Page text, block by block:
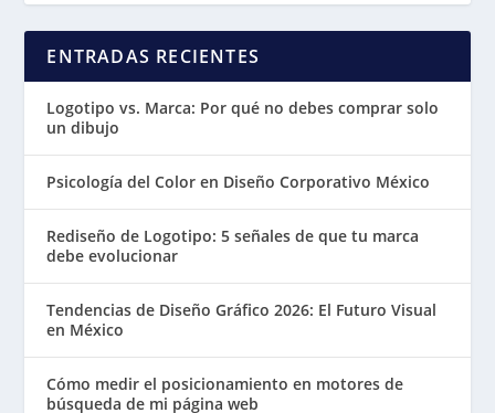
ENTRADAS RECIENTES
Logotipo vs. Marca: Por qué no debes comprar solo
un dibujo
Psicología del Color en Diseño Corporativo México
Rediseño de Logotipo: 5 señales de que tu marca
debe evolucionar
Tendencias de Diseño Gráfico 2026: El Futuro Visual
en México
Cómo medir el posicionamiento en motores de
búsqueda de mi página web